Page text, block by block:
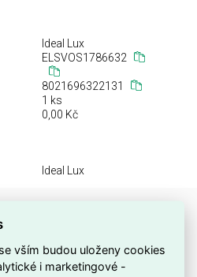
Ideal Lux
ELSVOS1786632
8021696322131
1 ks
0,00 Kč
Ideal Lux
4000K
najdete v kategoriích
a LED osvětlení, výrobce
vším budou uloženy cookies
i marketingové -